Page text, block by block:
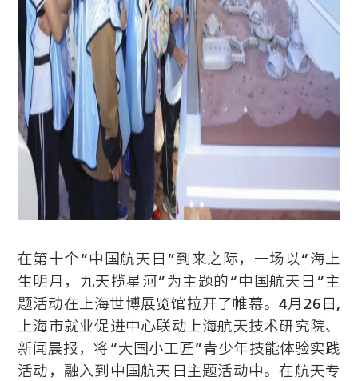
在第十个“中国航天日”到来之际，一场以“海上
生明月，九天揽星河”为主题的“中国航天日”主
题活动在上海世博展览馆拉开了帷幕。4月26日,
上海市就业促进中心联动上海航天技术研究院、
新闻晨报，将“大国小工匠”青少年技能体验实践
活动，融入到中国航天日主题活动中。在航天专